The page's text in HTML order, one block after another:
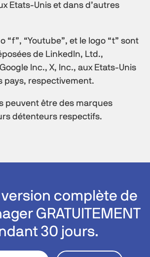
Etats-Unis et dans d’autres
“f”, “Youtube”, et le logo “t” sont
de LinkedIn, Ltd.,
Inc., X, Inc., aux Etats-Unis
pays, respectivement.
peuvent être des marques
détenteurs respectifs.
version complète de
GRATUITEMENT
30 jours.